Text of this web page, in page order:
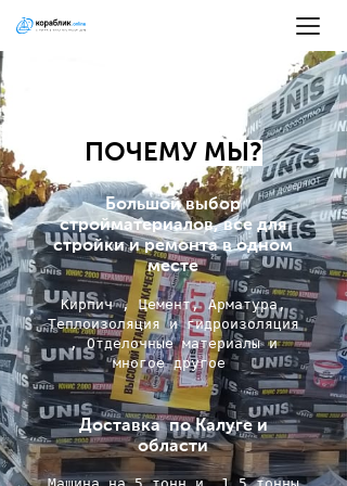
ПОЧЕМУ МЫ?
Большой выбор
стройматериалов, все для
стройки и ремонта в одном
месте
Кирпич , Цемент, Арматура,
Теплоизоляция и гидроизоляция
, Отделочные материалы и
многое другое
Доставка по Калуге и
области